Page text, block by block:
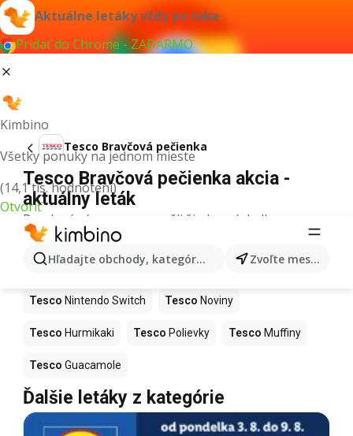
Aktuálne letáky vždy po ruke
Pridať do Chrome - ZADARMO
Kimbino
Všetky ponuky na jednom mieste
(14,1 tis. hodnotení)
Otvoriť
Hľadajte obchody, kategórie, produkty... Zvoľte mesto
Tesco Bravčová pečienka
Tesco Bravčová pečienka akcia -
aktuálny leták
Pre daný výraz sme nenašli žiadne výsledky.
Ďalšie produkty v obchodoch Tesco
Tesco Kapor Tesco Ashwagandha
Tesco Nintendo Switch Tesco Noviny
Tesco Hurmikaki Tesco Polievky Tesco Muffiny
Tesco Guacamole
Ďalšie letáky z kategórie